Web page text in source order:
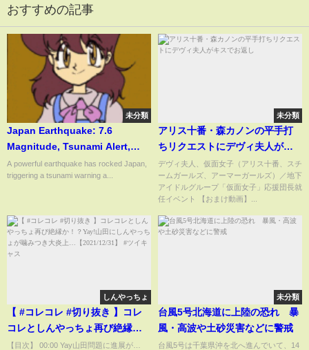
おすすめの記事
未分類
Japan Earthquake: 7.6
Magnitude, Tsunami Alert,
Live Updates
A powerful earthquake has rocked Japan,
triggering a tsunami warning a...
未分類
アリス十番・森カノンの平手打
ちリクエストにデヴィ夫人がキ
スでお返し
デヴィ夫人、仮面女子（アリス十番、スチ
ームガールズ、アーマーガールズ）／地下
アイドルグループ「仮面女子」応援団長就
任イベント 【おまけ動画】...
しんやっちょ
【 #コレコレ #切り抜き 】コレ
コレとしんやっちょ再び絶縁
か！？Yay!山田にしんやっちょ
【目次】 00:00 Yay山田問題に進展が…
未分類
台風5号北海道に上陸の恐れ 暴
風・高波や土砂災害などに警戒
台風5号は千葉県沖を北へ進んでいて、14